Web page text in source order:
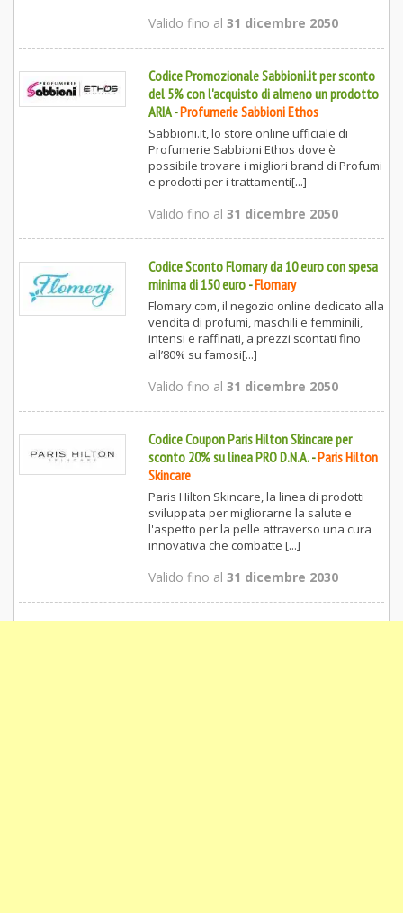
Valido fino al 31 dicembre 2050
Codice Promozionale Sabbioni.it per sconto
del 5% con l'acquisto di almeno un prodotto
ARIA-Profumerie Sabbioni Ethos
Sabbioni.it, lo store online ufficiale di
Profumerie Sabbioni Ethos dove è
possibile trovare i migliori brand di Profumi
e prodotti per i trattamenti[...]
Valido fino al 31 dicembre 2050
Codice Sconto Flomary da 10 euro con spesa
minima di 150 euro-Flomary
Flomary.com, il negozio online dedicato alla
vendita di profumi, maschili e femminili,
intensi e raffinati, a prezzi scontati fino
all’80% su famosi[...]
Valido fino al 31 dicembre 2050
Codice Coupon Paris Hilton Skincare per
sconto 20% su linea PRO D.N.A.-Paris Hilton
Skincare
Paris Hilton Skincare, la linea di prodotti
sviluppata per migliorarne la salute e
l'aspetto per la pelle attraverso una cura
innovativa che combatte [...]
Valido fino al 31 dicembre 2030